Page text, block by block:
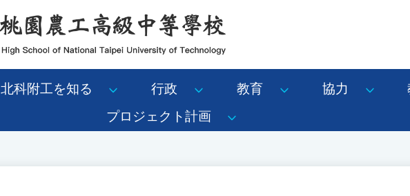
北科附工を知る 行政 教育 協力
プロジェクト計画